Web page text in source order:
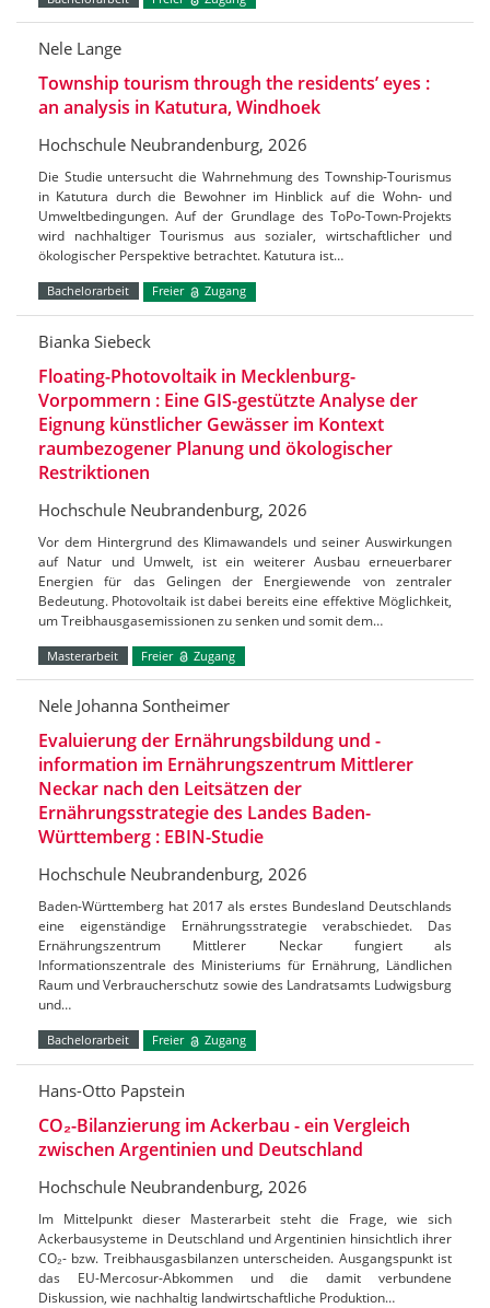
Nele Lange
Township tourism through the residents’ eyes :
an analysis in Katutura, Windhoek
Hochschule Neubrandenburg, 2026
Die Studie untersucht die Wahrnehmung des Township-Tourismus
in Katutura durch die Bewohner im Hinblick auf die Wohn- und
Umweltbedingungen. Auf der Grundlage des ToPo-Town-Projekts
wird nachhaltiger Tourismus aus sozialer, wirtschaftlicher und
ökologischer Perspektive betrachtet. Katutura ist…
Bachelorarbeit Freier Zugang
Bianka Siebeck
Floating-Photovoltaik in Mecklenburg-
Vorpommern : Eine GIS-gestützte Analyse der
Eignung künstlicher Gewässer im Kontext
raumbezogener Planung und ökologischer
Restriktionen
Hochschule Neubrandenburg, 2026
Vor dem Hintergrund des Klimawandels und seiner Auswirkungen
auf Natur und Umwelt, ist ein weiterer Ausbau erneuerbarer
Energien für das Gelingen der Energiewende von zentraler
Bedeutung. Photovoltaik ist dabei bereits eine effektive Möglichkeit,
um Treibhausgasemissionen zu senken und somit dem…
Masterarbeit Freier Zugang
Nele Johanna Sontheimer
Evaluierung der Ernährungsbildung und -
information im Ernährungszentrum Mittlerer
Neckar nach den Leitsätzen der
Ernährungsstrategie des Landes Baden-
Württemberg : EBIN-Studie
Hochschule Neubrandenburg, 2026
Baden-Württemberg hat 2017 als erstes Bundesland Deutschlands
eine eigenständige Ernährungsstrategie verabschiedet. Das
Ernährungszentrum Mittlerer Neckar fungiert als
Informationszentrale des Ministeriums für Ernährung, Ländlichen
Raum und Verbraucherschutz sowie des Landratsamts Ludwigsburg
und…
Bachelorarbeit Freier Zugang
Hans-Otto Papstein
CO₂-Bilanzierung im Ackerbau - ein Vergleich
zwischen Argentinien und Deutschland
Hochschule Neubrandenburg, 2026
Im Mittelpunkt dieser Masterarbeit steht die Frage, wie sich
Ackerbausysteme in Deutschland und Argentinien hinsichtlich ihrer
CO₂- bzw. Treibhausgasbilanzen unterscheiden. Ausgangspunkt ist
das EU-Mercosur-Abkommen und die damit verbundene
Diskussion, wie nachhaltig landwirtschaftliche Produktion…